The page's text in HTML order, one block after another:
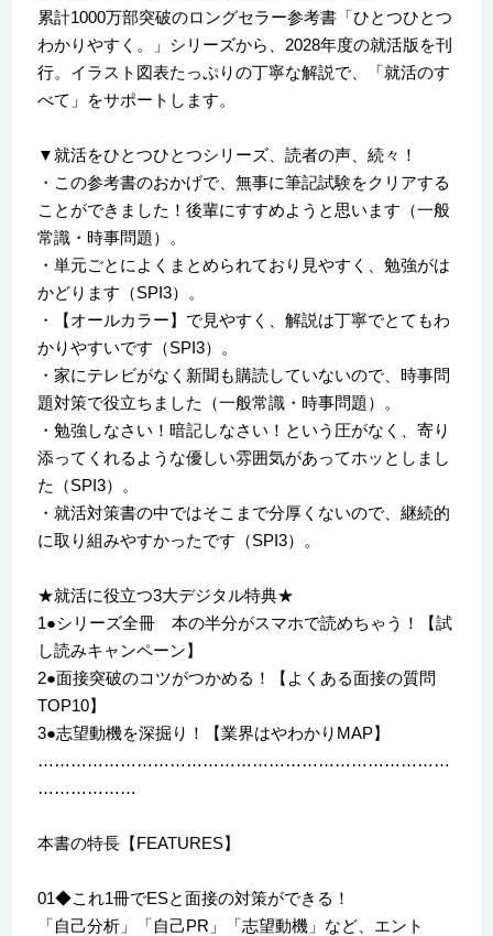
累計1000万部突破のロングセラー参考書「ひとつひとつ
わかりやすく。」シリーズから、2028年度の就活版を刊
行。イラスト図表たっぷりの丁寧な解説で、「就活のす
べて」をサポートします。
▼就活をひとつひとつシリーズ、読者の声、続々！
・この参考書のおかげで、無事に筆記試験をクリアする
ことができました！後輩にすすめようと思います（一般
常識・時事問題）。
・単元ごとによくまとめられており見やすく、勉強がは
かどります（SPI3）。
・【オールカラー】で見やすく、解説は丁寧でとてもわ
かりやすいです（SPI3）。
・家にテレビがなく新聞も購読していないので、時事問
題対策で役立ちました（一般常識・時事問題）。
・勉強しなさい！暗記しなさい！という圧がなく、寄り
添ってくれるような優しい雰囲気があってホッとしまし
た（SPI3）。
・就活対策書の中ではそこまで分厚くないので、継続的
に取り組みやすかったです（SPI3）。
★就活に役立つ3大デジタル特典★
1●シリーズ全冊 本の半分がスマホで読めちゃう！【試
し読みキャンペーン】
2●面接突破のコツがつかめる！【よくある面接の質問
TOP10】
3●志望動機を深掘り！【業界はやわかりMAP】
…………………………………………………………………
………………
本書の特長【FEATURES】
01◆これ1冊でESと面接の対策ができる！
「自己分析」「自己PR」「志望動機」など、エント